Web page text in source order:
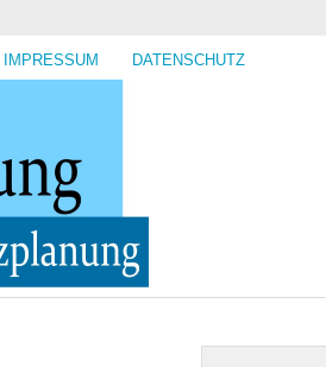
IMPRESSUM DATENSCHUTZ